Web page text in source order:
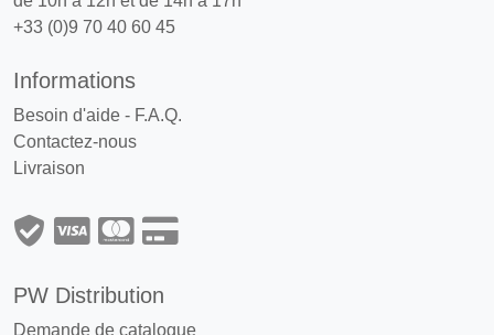
+33 (0)9 70 40 60 45
Informations
Besoin d'aide - F.A.Q.
Contactez-nous
Livraison
PW Distribution
Demande de catalogue